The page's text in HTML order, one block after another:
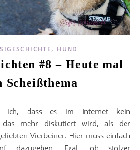
, HUND
#8 – Heute mal
Scheißthema
das mehr diskutiert wird, als der
Vierbeiner. Hier muss einfach
dazugeben. Egal, ob stolzer